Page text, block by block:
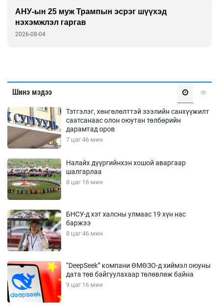
АНУ-ын 25 муж Трампын эсрэг шүүхэд
нэхэмжлэл гаргав
2026-08-04
Шинэ мэдээ
Тэтгэлэг, хөнгөлөлттэй зээлийн санхүүжилт
саатсанаас олон оюутан төлбөрийн
дарамтад оров
7 цаг 46 мин
Налайх дүүргийнхэн хошой аваргаар
шалгарлаа
8 цаг 16 мин
БНСУ-д хэт халсны улмаас 19 хүн нас
баржээ
8 цаг 46 мин
“DeepSeek” компани ӨМӨЗО-д хиймэл оюуны
дата төв байгуулахаар төлөвлөж байна
9 цаг 16 мин